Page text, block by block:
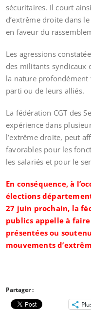
sécuritaires. Il court
d’extrême droite dans
en faveur du
Les agressions
des militants syndicaux
la nature profondément
parti ou de leurs alliés.
La fédération CGT des
expérience dans
l’extrême droite, peut
favorables pour les
les salariés et pour le
En conséquence, à
élections
27 juin prochain, la
publics appelle à
présentées ou
mouvements
Partager :